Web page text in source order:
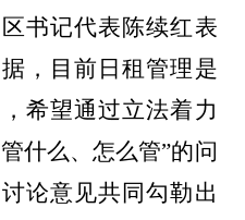
书记代表陈续红表
，目前日租管理是
希望通过立法着力
什么、怎么管”的问
论意见共同勾勒出